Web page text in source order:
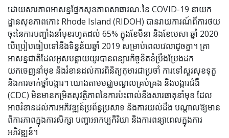
ដោយសារភាពអាសន្នផ្នែកសុខភាពសាធារណៈនៃ COVID-19 នាយក
ដ្ឋានសុខភាពកោះ Rhode Island (RIDOH) បានរាយការណ៍ពីការថយ
ចុះនៃការបញ្ចាំងនាំមុខរហូតដល់ 65% ក្នុងខែមីនា និងខែមេសា ឆ្នាំ 2020
បើប្រៀបធៀបទៅនឹងទិន្នន័យឆ្នាំ 2019 សម្រាប់ពេលវេលាដូចគ្នា។ គ្រា
អាសន្នជាតិដែលអូសបន្លាយយូរបានពន្យារកិច្ចខិតខំប្រឹងប្រែងដក
យកចេញនាំមុខ និងរំខានដល់ការពិនិត្យកុមារជាប្រចាំ ការទៅសួរសុខទុក្ខ
និងការចាក់ថ្នាំបង្ការ។ យោងតាមមជ្ឈមណ្ឌលគ្រប់គ្រង និងបង្ការជំងឺ
(CDC) មិនមានកម្រិតសុវត្ថិភាពនៃការប៉ះពាល់នឹងសារធាតុនាំមុខ ដែល
អាចរំខានដល់ការអភិវឌ្ឍន៍ប្រព័ន្ធប្រសាទ និងការយល់ដឹង បណ្តាលឱ្យមាន
ពិការភាពក្នុងការសិក្សា បញ្ហាអាកប្បកិរិយា និងការពន្យាពេលក្នុងការ
អភិវឌ្ឍន៍។